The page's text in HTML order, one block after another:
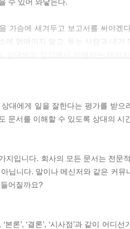
수 있어 와닿는다.
가슴에 새겨두고 보고서를 써야겠
에 얽매이지 말고, 듣는 사람과 내
만 적어도 틀을 잡고 정리하는 과
대에게 일을 잘한다는 평가를 받
문서를 이해할 수 있도록 상대의 시
지입니다. 회사의 모든 문서는 전문
닙니다. 말이나 메신저와 같은 커
어질까요?
’, ‘본론’, ‘결론’, ‘시사점’과 같이